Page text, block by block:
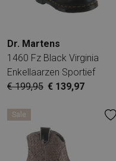
Dr. Martens
1460 Fz Black Virginia
Enkellaarzen Sportief
€ 199,95 € 139,97
Sale